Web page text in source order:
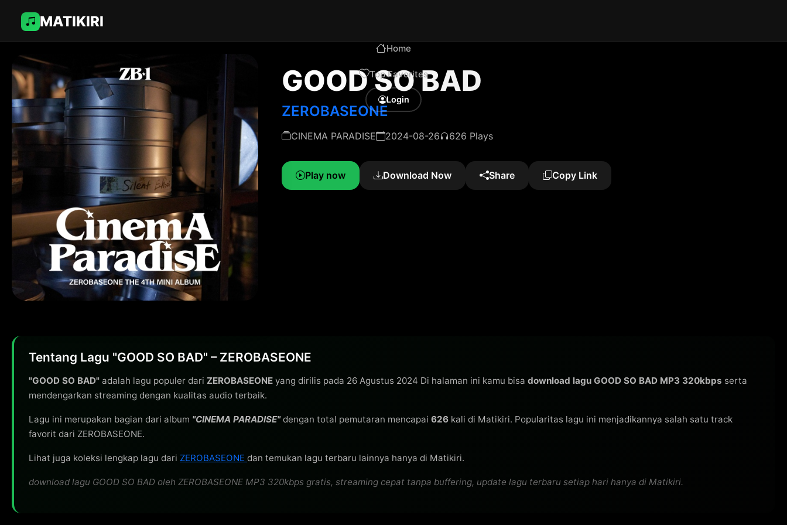
MATIKIRI
Home
Top Favorites
Login
GOOD SO BAD
ZEROBASEONE
CINEMA PARADISE 2024-08-26 626 Plays
Play now Download Now Share Copy Link
Tentang Lagu "GOOD SO BAD" – ZEROBASEONE
"GOOD SO BAD" adalah lagu populer dari ZEROBASEONE yang dirilis pada 26 Agustus 2024 Di halaman ini kamu bisa download lagu GOOD SO BAD MP3 320kbps serta
mendengarkan streaming dengan kualitas audio terbaik.
Lagu ini merupakan bagian dari album "CINEMA PARADISE"dengan total pemutaran mencapai 626 kali di Matikiri. Popularitas lagu ini menjadikannya salah satu track
favorit dari ZEROBASEONE.
Lihat juga koleksi lengkap lagu dari ZEROBASEONE dan temukan lagu terbaru lainnya hanya di Matikiri.
download lagu GOOD SO BAD oleh ZEROBASEONE MP3 320kbps gratis, streaming cepat tanpa buffering, update lagu terbaru setiap hari hanya di Matikiri.